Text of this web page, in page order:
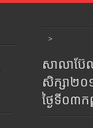
>
សាលាប៊ែ
សិក្សា២
ថ្ងៃទី០៣